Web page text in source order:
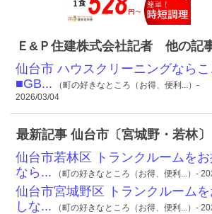
Ｅ&Ｐ住建株式会社記者 他の記
仙台市 ハウスクリーニングならこ
■GB... （町の好きなところ（お得、便利...）-
2026/03/04
最新記事 仙台市〔宮城野・若林〕
仙台市若林区 トランクルームをお
なら... （町の好きなところ（お得、便利...）-
仙台市宮城野区 トランクルーム
しな... （町の好きなところ（お得、便利...）-